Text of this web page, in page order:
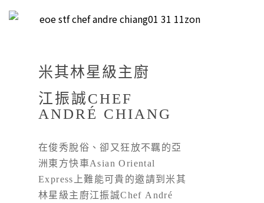
米其林星級主廚
江振誠CHEF
ANDRÉ CHIANG
在俊秀脫俗、卻又狂放不羈的亞
洲東方快車Asian Oriental
Express上難能可貴的邀請到米其
林星級主廚江振誠Chef André